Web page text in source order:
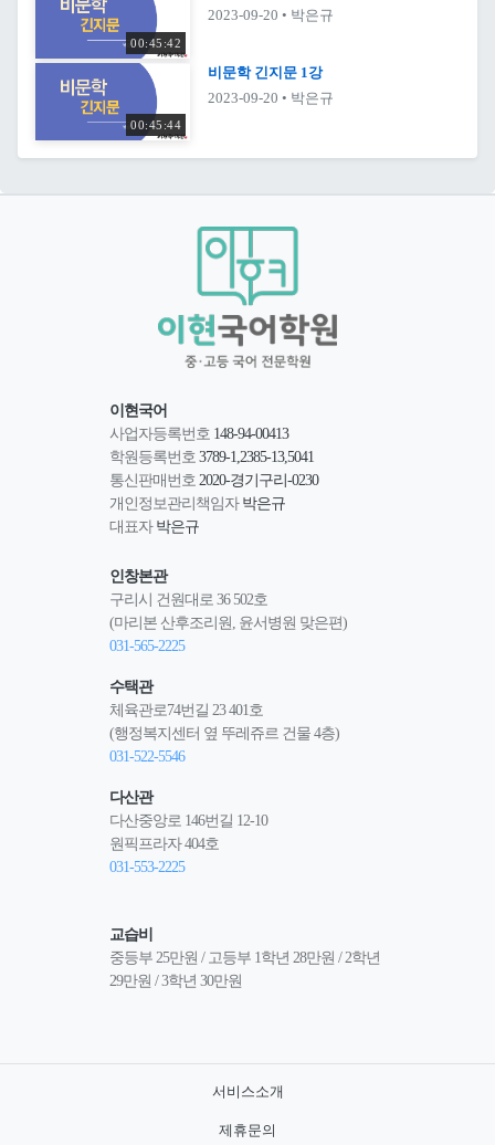
00:45:42
2023-09-20 • 박은규
00:45:44
비문학 긴지문 1강
2023-09-20 • 박은규
이현국어
사업자등록번호 148-94-00413
학원등록번호3789-1,2385-13,5041
통신판매번호 2020-경기구리-0230
개인정보관리책임자박은규
대표자박은규
인창본관
구리시 건원대로 36 502호
(마리본 산후조리원, 윤서병원 맞은편)
031-565-2225
수택관
체육관로74번길 23 401호
(행정복지센터 옆 뚜레쥬르 건물 4층)
031-522-5546
다산관
다산중앙로 146번길 12-10
원픽프라자 404호
031-553-2225
교습비
중등부 25만원 / 고등부 1학년 28만원 / 2학년
29만원 / 3학년 30만원
서비스소개
제휴문의